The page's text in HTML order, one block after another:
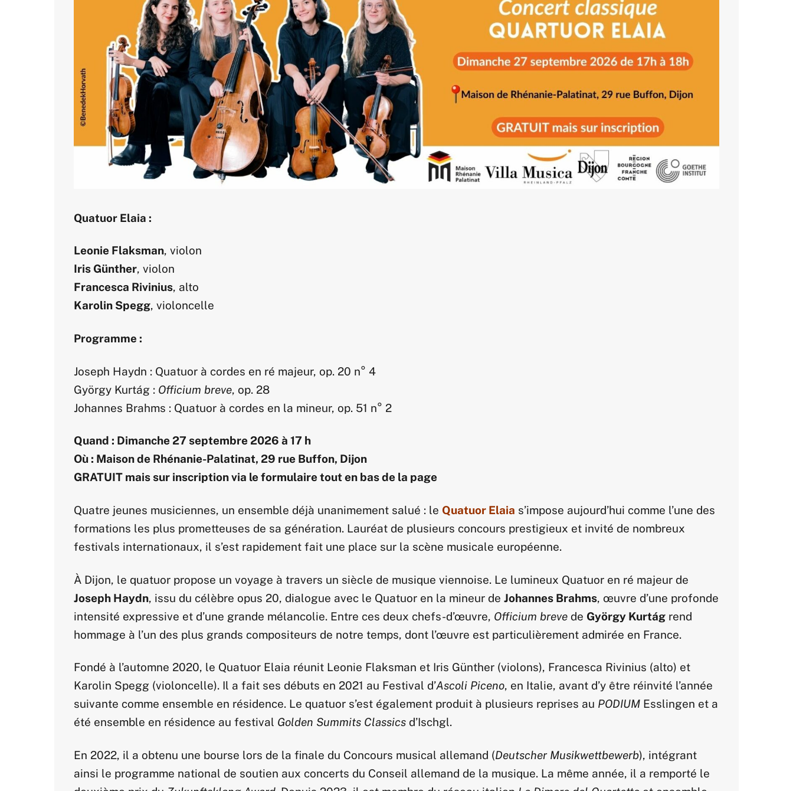
Quatuor Elaia :
Leonie Flaksman, violon
Iris Günther, violon
Francesca Rivinius, alto
Karolin Spegg, violoncelle
Programme :
Joseph Haydn : Quatuor à cordes en ré majeur, op. 20 n° 4
György Kurtág : Officium breve, op. 28
Johannes Brahms : Quatuor à cordes en la mineur, op. 51 n° 2
Quand : Dimanche 27 septembre 2026 à 17 h
Où : Maison de Rhénanie-Palatinat, 29 rue Buffon, Dijon
GRATUIT mais sur inscription via le formulaire tout en bas de la page
Quatre jeunes musiciennes, un ensemble déjà unanimement salué : le Quatuor Elaia s’impose aujourd’hui comme l’une des
formations les plus prometteuses de sa génération. Lauréat de plusieurs concours prestigieux et invité de nombreux
festivals internationaux, il s’est rapidement fait une place sur la scène musicale européenne.
À Dijon, le quatuor propose un voyage à travers un siècle de musique viennoise. Le lumineux Quatuor en ré majeur de
Joseph Haydn, issu du célèbre opus 20, dialogue avec le Quatuor en la mineur de Johannes Brahms, œuvre d’une profonde
intensité expressive et d’une grande mélancolie. Entre ces deux chefs-d’œuvre, Officium breve de György Kurtág rend
hommage à l’un des plus grands compositeurs de notre temps, dont l’œuvre est particulièrement admirée en France.
Fondé à l’automne 2020, le Quatuor Elaia réunit Leonie Flaksman et Iris Günther (violons), Francesca Rivinius (alto) et
Karolin Spegg (violoncelle). Il a fait ses débuts en 2021 au Festival d’Ascoli Piceno, en Italie, avant d’y être réinvité l’année
suivante comme ensemble en résidence. Le quatuor s’est également produit à plusieurs reprises au PODIUM Esslingen et a
été ensemble en résidence au festival Golden Summits Classics d’Ischgl.
En 2022, il a obtenu une bourse lors de la finale du Concours musical allemand (Deutscher Musikwettbewerb), intégrant
ainsi le programme national de soutien aux concerts du Conseil allemand de la musique. La même année, il a remporté le